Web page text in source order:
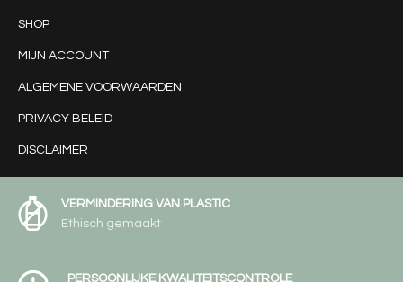
SHOP
MIJN ACCOUNT
ALGEMENE VOORWAARDEN
PRIVACY BELEID
DISCLAIMER
VERMINDERING VAN PLASTIC
Ethisch gemaakt
PERSOONLIJKE KWALITEITSCONTROLE